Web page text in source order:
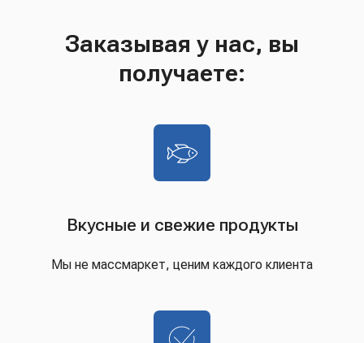
Заказывая у нас, вы
получаете:
Вкусные и свежие продукты
Мы не массмаркет, ценим каждого клиента